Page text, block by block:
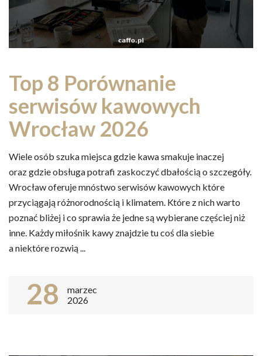
Top 8 Porównanie
serwisów kawowych
Wrocław 2026
Wiele osób szuka miejsca gdzie kawa smakuje inaczej
oraz gdzie obsługa potrafi zaskoczyć dbałością o szczegóły.
Wrocław oferuje mnóstwo serwisów kawowych które
przyciągają różnorodnością i klimatem. Które z nich warto
poznać bliżej i co sprawia że jedne są wybierane częściej niż
inne. Każdy miłośnik kawy znajdzie tu coś dla siebie
a niektóre rozwią ...
28
marzec
2026